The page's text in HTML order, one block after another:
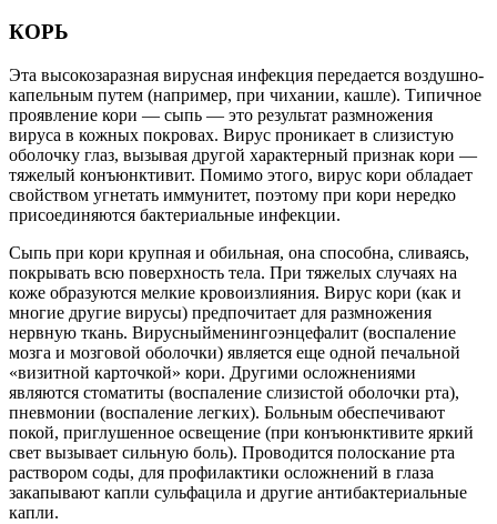
КОРЬ
Эта высокозаразная вирусная инфекция передается воздушно-
капельным путем (например, при чихании, кашле). Типичное
проявление кори — сыпь — это результат размножения
вируса в кожных покровах. Вирус проникает в слизистую
оболочку глаз, вызывая другой характерный признак кори —
тяжелый конъюнктивит. Помимо этого, вирус кори обладает
свойством угнетать иммунитет, поэтому при кори нередко
присоединяются бактериальные инфекции.
Сыпь при кори крупная и обильная, она способна, сливаясь,
покрывать всю поверхность тела. При тяжелых случаях на
коже образуются мелкие кровоизлияния. Вирус кори (как и
многие другие вирусы) предпочитает для размножения
нервную ткань. Вирусныйменингоэнцефалит (воспаление
мозга и мозговой оболочки) является еще одной печальной
«визитной карточкой» кори. Другими осложнениями
являются стоматиты (воспаление слизистой оболочки рта),
пневмонии (воспаление легких). Больным обеспечивают
покой, приглушенное освещение (при конъюнктивите яркий
свет вызывает сильную боль). Проводится полоскание рта
раствором соды, для профилактики осложнений в глаза
закапывают капли сульфацила и другие антибактериальные
капли.